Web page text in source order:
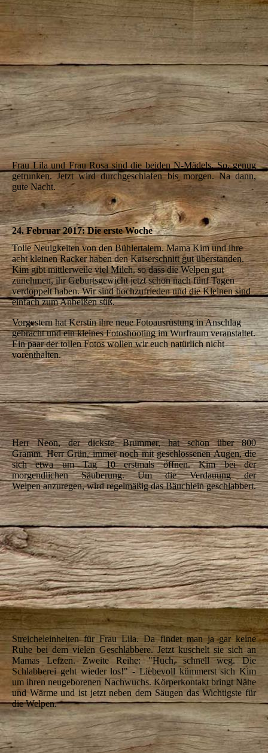
IMG_5493
IMG_5494
IMG_5498
IMG_5503
Frau Lilaund Frau Rosa sind die beiden N-Mädels.So, genug
getrunken. Jetzt wird durchgeschlafen bis morgen. Na dann,
gute Nacht.
24. Februar 2017: Die erste Woche
Tolle Neuigkeiten von den Bühlertalern. Mama Kim und ihre
acht kleinen Racker haben den Kaiserschnitt gut überstanden.
Kim gibt mittlerweile viel Milch, so dass die Welpen gut
zunehmen, ihr Geburtsgewicht jetzt schon nach fünf Tagen
verdoppelt haben. Wir sind hochzufrieden und die Kleinen sind
einfach zum Anbeißen süß.
Vorgestern hat Kerstin ihre neue Fotoausrüstung in Anschlag
gebracht und ein kleines Fotoshooting im Wurfraum veranstaltet.
Ein paar der tollen Fotos wollen wir euch natürlich nicht
vorenthalten.
IMG_5514
IMG_5525
IMG_5540
Herr Neon, der dickste Brummer, hat schon über 800
Gramm.Herr Grün, immer noch mit geschlossenen Augen, die
sich etwa um Tag 10 erstmals öffnen.Kim bei der
morgendlichen Säuberung. Um die Verdauung der
Welpenanzuregen, wird regelmäßig das Bäuchlein geschlabbert.
IMG_5544
IMG_5546
IMG_5552
IMG_5554
IMG_5559
IMG_5564
Streicheleinheiten für Frau Lila.Da findet man ja gar keine
Ruhe bei dem vielen Geschlabbere. Jetzt kuschelt sie sich an
Mamas Lefzen. Zweite Reihe: "Huch, schnell weg. Die
Schlabberei geht wieder los!" -Liebevoll kümmerst sich Kim
um ihren neugeborenen Nachwuchs.Körperkontakt bringt Nähe
und Wärme und ist jetzt nebendem Säugen das Wichtigste für
die Welpen.
IMG_5568